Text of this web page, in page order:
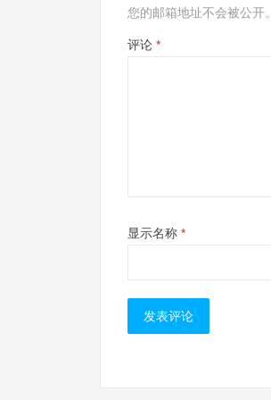
您的邮箱地址不会被公开。
评论 *
显示名称 *